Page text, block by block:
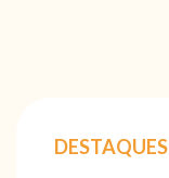
DESTAQUES